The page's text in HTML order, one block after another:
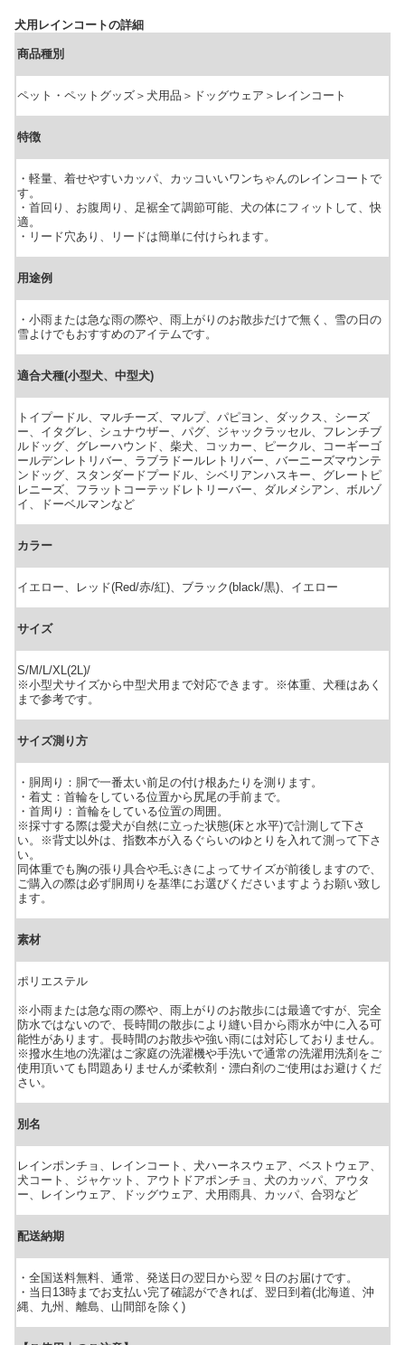
犬用レインコートの詳細
商品種別
ペット・ペットグッズ＞犬用品＞ドッグウェア＞レインコート
特徴
・軽量、着せやすいカッパ、カッコいいワンちゃんのレインコートで
す。
・首回り、お腹周り、足裾全て調節可能、犬の体にフィットして、快
適。
・リード穴あり、リードは簡単に付けられます。
用途例
・小雨または急な雨の際や、雨上がりのお散歩だけで無く、雪の日の
雪よけでもおすすめのアイテムです。
適合犬種(小型犬、中型犬)
トイプードル、マルチーズ、マルプ、パピヨン、ダックス、シーズ
ー、イタグレ、シュナウザー、パグ、ジャックラッセル、フレンチブ
ルドッグ、グレーハウンド、柴犬、コッカー、ピークル、コーギーゴ
ールデンレトリバー、ラブラドールレトリバー、バーニーズマウンテ
ンドッグ、スタンダードプードル、シベリアンハスキー、グレートピ
レニーズ、フラットコーテッドレトリーバー、ダルメシアン、ボルゾ
イ、ドーベルマンなど
カラー
イエロー、レッド(Red/赤/紅)、ブラック(black/黒)、イエロー
サイズ
S/M/L/XL(2L)/
※小型犬サイズから中型犬用まで対応できます。※体重、犬種はあく
まで参考です。
サイズ測り方
・胴周り：胴で一番太い前足の付け根あたりを測ります。
・着丈：首輪をしている位置から尻尾の手前まで。
・首周り：首輪をしている位置の周囲。
※採寸する際は愛犬が自然に立った状態(床と水平)で計測して下さ
い。※背丈以外は、指数本が入るぐらいのゆとりを入れて測って下さ
い。
同体重でも胸の張り具合や毛ぶきによってサイズが前後しますので、
ご購入の際は必ず胴周りを基準にお選びくださいますようお願い致し
ます。
素材
ポリエステル
※小雨または急な雨の際や、雨上がりのお散歩には最適ですが、完全
防水ではないので、長時間の散歩により縫い目から雨水が中に入る可
能性があります。長時間のお散歩や強い雨には対応しておりません。
※撥水生地の洗濯はご家庭の洗濯機や手洗いで通常の洗濯用洗剤をご
使用頂いても問題ありませんが柔軟剤・漂白剤のご使用はお避けくだ
さい。
別名
レインポンチョ、レインコート、犬ハーネスウェア、ベストウェア、
犬コート、ジャケット、アウトドアポンチョ、犬のカッパ、アウタ
ー、レインウェア、ドッグウェア、犬用雨具、カッパ、合羽など
配送納期
・全国送料無料、通常、発送日の翌日から翌々日のお届けです。
・当日13時までお支払い完了確認ができれば、翌日到着(北海道、沖
縄、九州、離島、山間部を除く)